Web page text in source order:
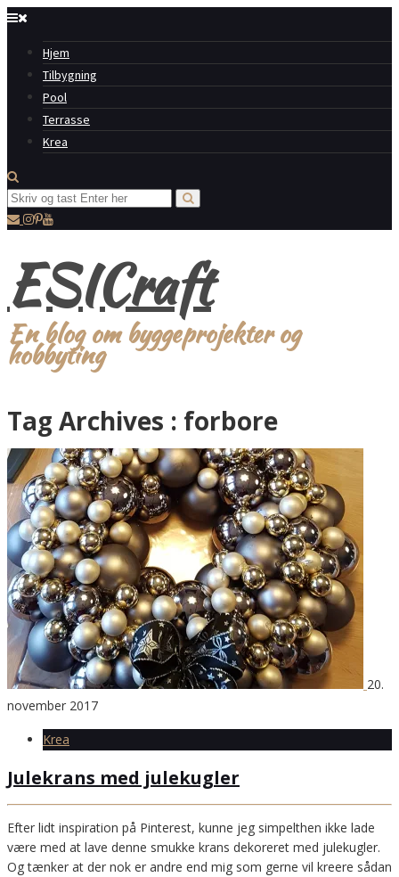
Hjem
Tilbygning
Pool
Terrasse
Krea
ESICraft
En blog om byggeprojekter og
hobbyting
Tag Archives : forbore
20.
november 2017
Krea
Julekrans med julekugler
Efter lidt inspiration på Pinterest, kunne jeg simpelthen ikke lade
være med at lave denne smukke krans dekoreret med julekugler.
Og tænker at der nok er andre end mig som gerne vil kreere sådan